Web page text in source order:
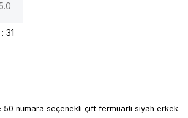
: 31
numara seçenekli çift fermuarlı siyah erkek